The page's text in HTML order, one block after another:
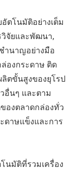
ตโนมัติอย่างเต็ม
วิจัยและพัฒนา,
ำนาญอย่างมือ
องกระดาษ ติด
ลิตขั้นสูงของยุโรป
อื่นๆ และตาม
งตลาดกล่องทั่ว
ดาษแข็งและการ
นมัติที่รวมเครื่อง